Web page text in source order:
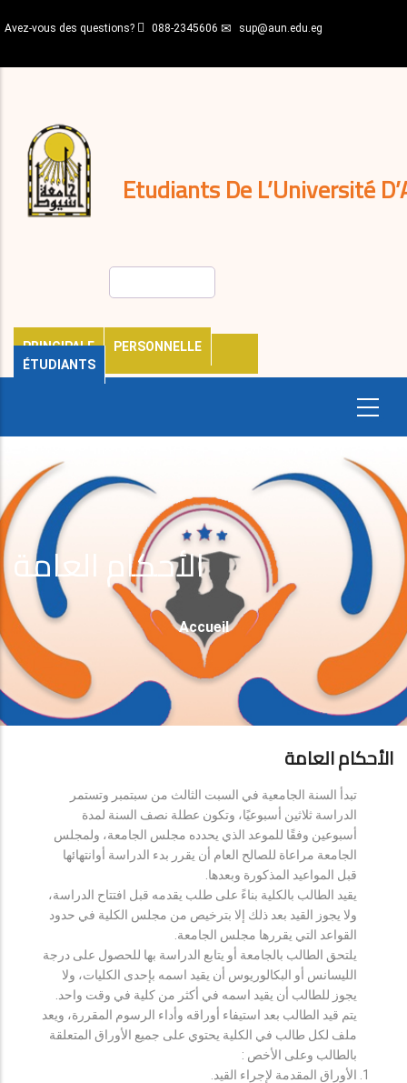
au
principal
Avez-vous des questions? 088-2345606 sup@aun.edu.eg
Etudiants De L’Université
PRINCIPALE
PERSONNELLE
ÉTUDIANTS
décisions
Expatriés
Journal
الأحكام العامة
Fil
D'Ariane
Accueil
الأحكام العامة
تبدأ السنة الجامعية في السبت الثالث من سبتمبر وتستمر
الدراسة ثلاثين أسبوعيًا، وتكون عطلة نصف السنة لمدة
أسبوعين وفقًا للموعد الذي يحدده مجلس الجامعة، ولمجلس
الجامعة مراعاة للصالح العام أن يقرر بدء الدراسة أوانتهائها
قبل المواعيد المذكورة وبعدها.
يقيد الطالب بالكلية بناءً على طلب يقدمه قبل افتتاح الدراسة،
ولا يجوز القيد بعد ذلك إلا بترخيص من مجلس الكلية في حدود
القواعد التي يقررها مجلس الجامعة.
يلتحق الطالب بالجامعة أو يتابع الدراسة بها للحصول على درجة
الليسانس أو البكالوريوس أن يقيد اسمه بإحدى الكليات، ولا
يجوز للطالب أن يقيد اسمه في أكثر من كلية في وقت واحد.
يتم قيد الطالب بعد استيفاء أوراقه وأداء الرسوم المقررة، ويعد
ملف لكل طالب في الكلية يحتوي على جميع الأوراق المتعلقة
بالطالب وعلى الأخص :
الأوراق المقدمة لإجراء القيد.